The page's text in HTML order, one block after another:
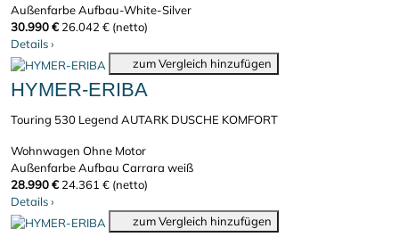
Außenfarbe Aufbau-White-Silver
30.990 € 26.042 € (netto)
Details›
zum Vergleich hinzufügen
HYMER-ERIBA
Touring 530 Legend AUTARK DUSCHE KOMFORT
Wohnwagen Ohne Motor
Außenfarbe Aufbau Carrara weiß
28.990 € 24.361 € (netto)
Details›
zum Vergleich hinzufügen